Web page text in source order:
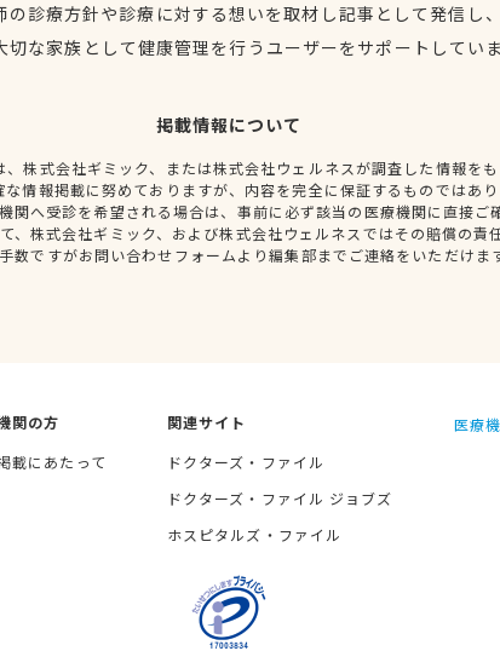
の診療方針や診療に対する想いを取材し記事として発信し
切な家族として健康管理を行うユーザーをサポートしてい
掲載情報について
株式会社ギミック、または株式会社ウェルネスが調査した情報を
な情報掲載に努めておりますが、内容を完全に保証するものではあ
関へ受診を希望される場合は、事前に必ず該当の医療機関に直接ご
、株式会社ギミック、および株式会社ウェルネスではその賠償の責
数ですがお問い合わせフォームより編集部までご連絡をいただけま
関の方
載にあたって
関連サイト
ドクターズ・ファイル
ドクターズ・ファイル ジョブズ
ホスピタルズ・ファイル
医療